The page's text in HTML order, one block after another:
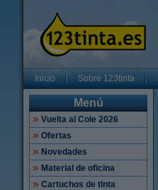
Inicio Sobre 123tinta
Menú
Vuelta al Cole 2026
Ofertas
Novedades
Material de oficina
Cartuchos de tinta